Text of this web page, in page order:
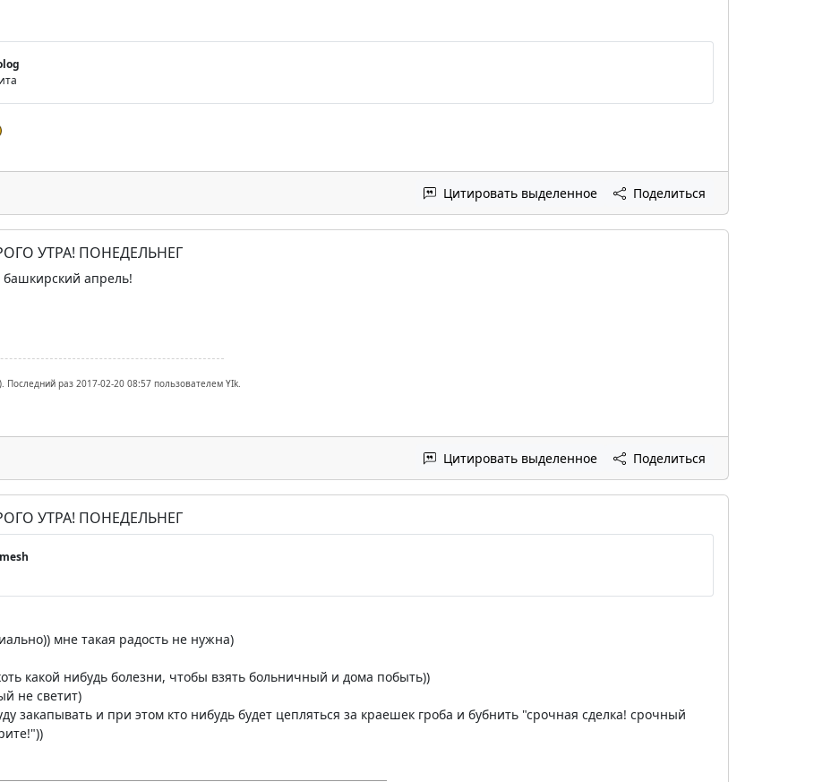
Цитировать выделенное Поделиться
УТРА! ПОНЕДЕЛЬНЕГ
апрель!
Последний раз 2017-02-20 08:57 пользователем YIk.
Цитировать выделенное Поделиться
УТРА! ПОНЕДЕЛЬНЕГ
мне такая радость не нужна)
какой нибудь болезни, чтобы взять больничный и дома побыть))
не светит)
закапывать и при этом кто нибудь будет цепляться за краешек гроба и бубнить "срочная сделка! срочный